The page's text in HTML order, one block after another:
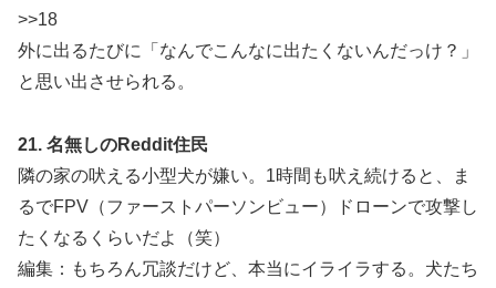
>>18
外に出るたびに「なんでこんなに出たくないんだっけ？」
と思い出させられる。
21. 名無しのReddit住民
隣の家の吠える小型犬が嫌い。1時間も吠え続けると、ま
るでFPV（ファーストパーソンビュー）ドローンで攻撃し
たくなるくらいだよ（笑）
編集：もちろん冗談だけど、本当にイライラする。犬たち